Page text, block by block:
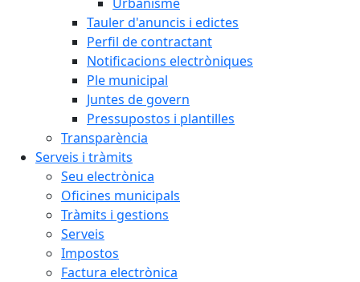
Tauler d'anuncis i edictes
Perfil de contractant
Notificacions electròniques
Ple municipal
Juntes de govern
Pressupostos i plantilles
Transparència
Serveis i tràmits
Seu electrònica
Oficines municipals
Tràmits i gestions
Serveis
Impostos
Factura electrònica